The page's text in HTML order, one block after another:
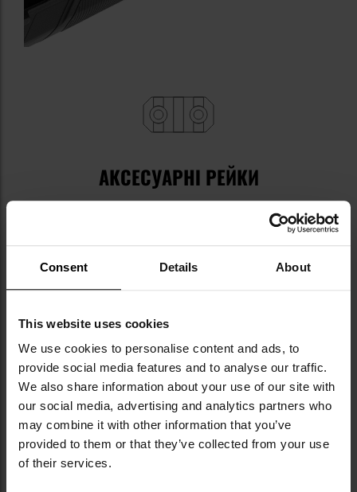
Consent Details About
This website uses cookies
We use cookies to personalise content and ads, to
provide social media features and to analyse our traffic.
We also share information about your use of our site with
our social media, advertising and analytics partners who
may combine it with other information that you’ve
provided to them or that they’ve collected from your use
of their services.
АКСЕСУАРНІ РЕЙКИ
дозволяє
кріпити коліматор або класичні прицільні
пристосування. З заводу на ній встановлено
світловодовий передній, який полегшує
Додаткове тактичне обладнання, як наприклад
встановлено на ложі в системі M-LOK або на
нижній рейці RIS 22 мм.